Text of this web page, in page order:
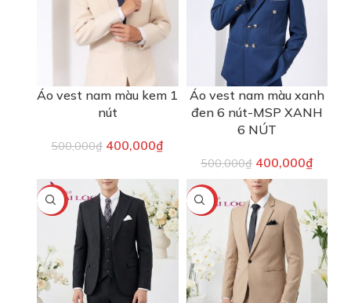
Áo vest nam màu kem 1
nút
500,000₫ 400,000₫
Áo vest nam màu xanh
đen 6 nút-MSP XANH
6 NÚT
500,000₫ 400,000₫
-17% -20%